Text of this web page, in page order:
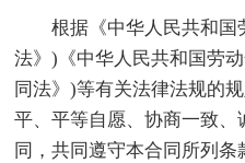
根据《中华人民共和国
法》)《中华人民共和国劳
同法》)等有关法律法规的
平、平等自愿、协商一致
同，共同遵守本合同所列条